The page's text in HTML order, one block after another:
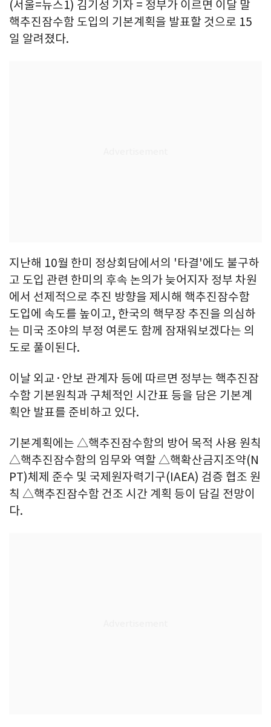
(서울=뉴스1) 김기성 기자 = 정부가 이르면 이달 말
핵추진잠수함 도입의 기본계획을 발표할 것으로 15
일 알려졌다.
지난해 10월 한미 정상회담에서의 '타결'에도 불구하
고 도입 관련 한미의 후속 논의가 늦어지자 정부 차원
에서 선제적으로 추진 방향을 제시해 핵추진잠수함
도입에 속도를 높이고, 한국의 핵무장 추진을 의심하
는 미국 조야의 부정 여론도 함께 잠재워보겠다는 의
도로 풀이된다.
이날 외교·안보 관계자 등에 따르면 정부는 핵추진잠
수함 기본원칙과 구체적인 시간표 등을 담은 기본계
획안 발표를 준비하고 있다.
기본계획에는 △핵추진잠수함의 방어 목적 사용 원칙
△핵추진잠수함의 임무와 역할 △핵확산금지조약(N
PT)체제 준수 및 국제원자력기구(IAEA) 검증 협조 원
칙 △핵추진잠수함 건조 시간 계획 등이 담길 전망이
다.